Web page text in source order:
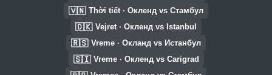
🇻🇳 Thời tiết · Окленд vs Стамбул
🇩🇰 Vejret · Окленд vs Istanbul
🇷🇸 Vreme · Окланд vs Истанбул
🇸🇮 Vreme · Окленд vs Carigrad